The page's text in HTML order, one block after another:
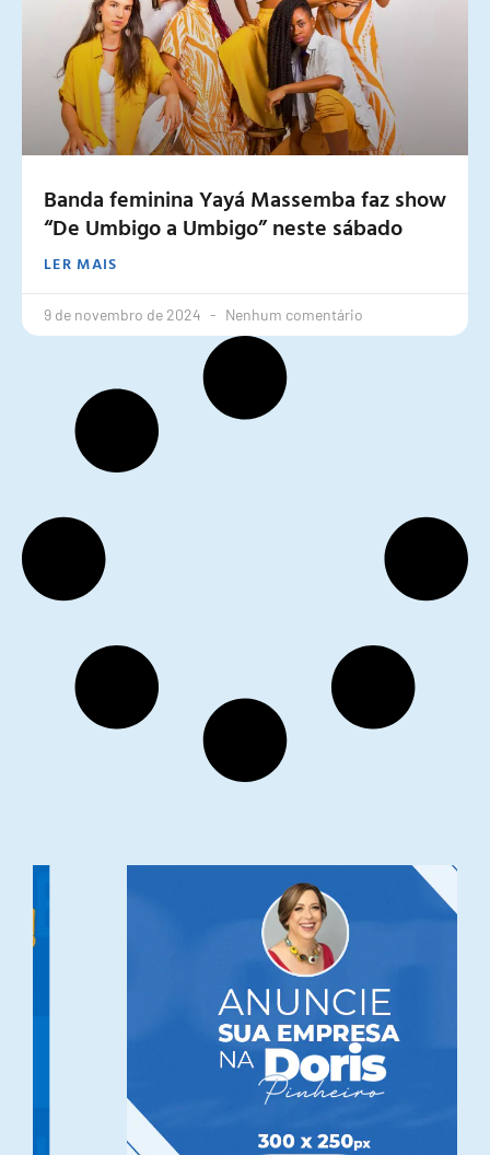
Banda feminina Yayá Massemba faz show
“De Umbigo a Umbigo” neste sábado
LER MAIS
9 de novembro de 2024 Nenhum comentário